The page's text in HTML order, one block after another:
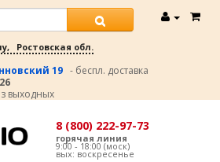
Ростовская обл.
19 - беспл. доставка
выходных
8 (800) 222-97-73
горячая линия
9:00 - 18:00 (моск)
вых: воскресенье